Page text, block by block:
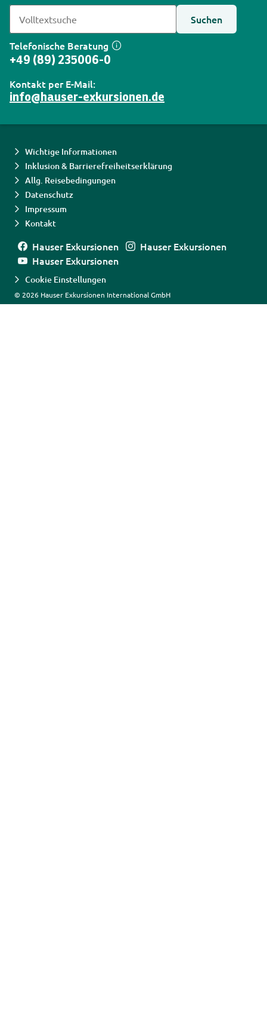
Suchen
Telefonische Beratung
+49 (89) 235006-0
Kontakt per E-Mail:
info@hauser-exkursionen.de
Wichtige Informationen
Inklusion & Barrierefreiheitserklärung
Allg. Reisebedingungen
Datenschutz
Impressum
Kontakt
Hauser Exkursionen
Hauser Exkursionen
Hauser Exkursionen
© 2026 Hauser Exkursionen International GmbH
Cookie Einstellungen